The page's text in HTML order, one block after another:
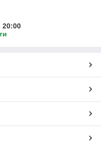
20:00